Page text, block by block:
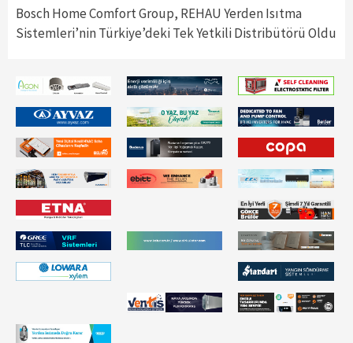
Bosch Home Comfort Group, REHAU Yerden Isıtma
Sistemleri’nin Türkiye’deki Tek Yetkili Distribütörü Oldu